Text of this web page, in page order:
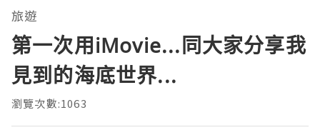
旅遊
第一次用iMovie...同大家分享我
見到的海底世界...
瀏覽次數:1063